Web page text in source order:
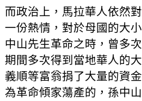
而政治上，馬拉華人依然
一份熱情，對於母國的大
中山先生革命之時，曾多
期間多次得到當地華人的
義順等富翁捐了大量的資
為革命傾家蕩產的，孫中